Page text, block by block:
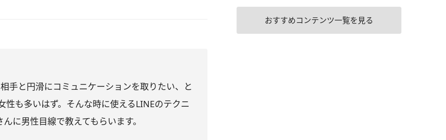
手と円滑にコミュニケーションを取りたい、と
性も多いはず。そんな時に使えるLINEのテクニ
に男性目線で教えてもらいます。
おすすめコンテンツ一覧を見る